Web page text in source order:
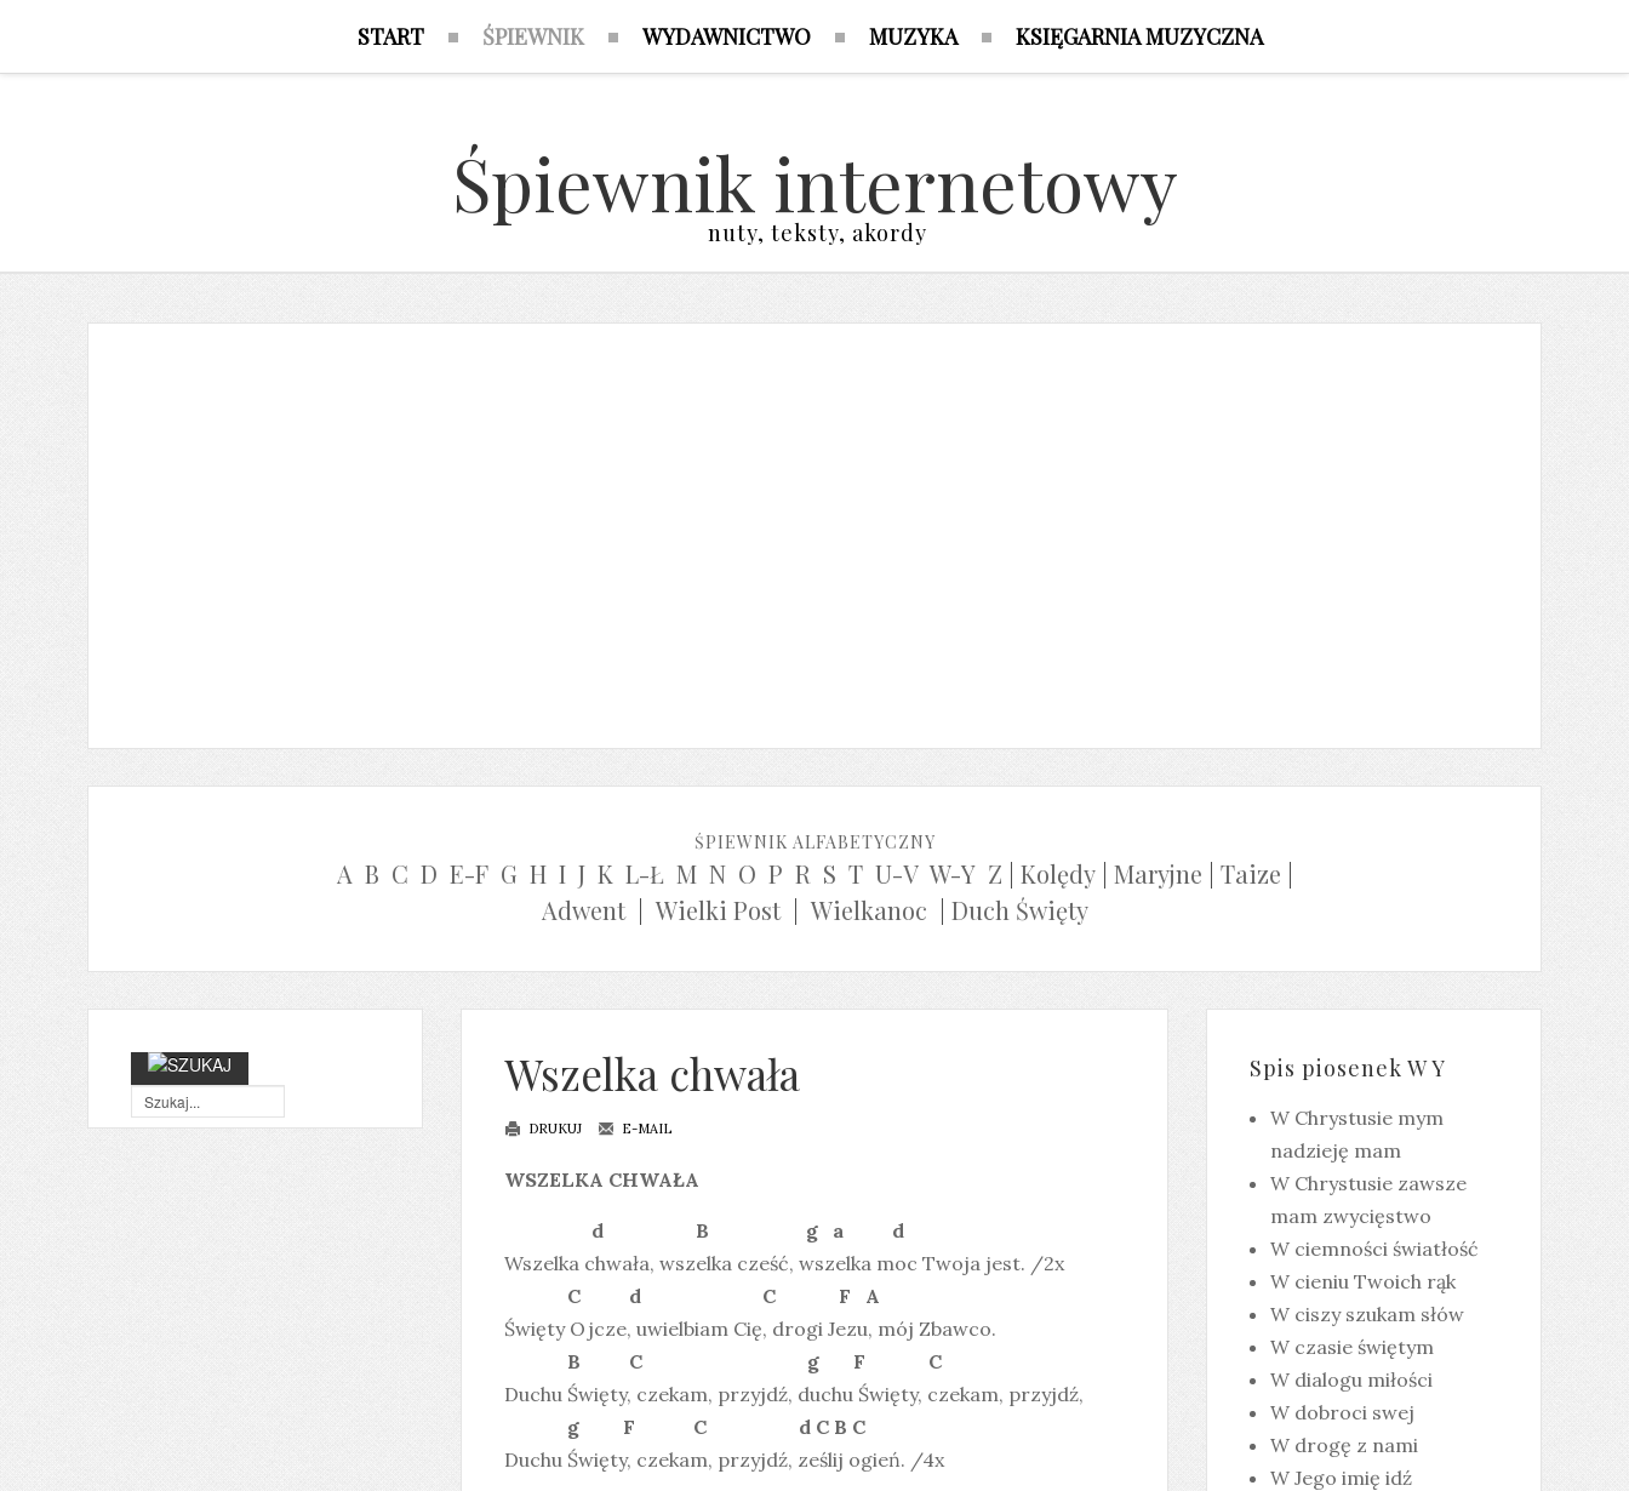
START ŚPIEWNIK WYDAWNICTWO MUZYKA KSIĘGARNIA MUZYCZNA
Śpiewnik internetowy
nuty, teksty, akordy
ŚPIEWNIK ALFABETYCZNY
A B C D E-F G H I J K L-Ł M N O P R S T U-V W-Y Z Kolędy| Maryjne Taize
Adwent| Wielki Post| Wielkanoc Duch Święty
Wszelka chwała
DRUKUJ E-MAIL
WSZELKA CHWAŁA
d B g a d
Wszelka chwała, wszelka cześć, wszelka moc Twoja jest. /2x
C d C F A
Święty Ojcze, uwielbiam Cię, drogi Jezu, mój Zbawco.
B C g F C
Duchu Święty, czekam, przyjdź, duchu Święty, czekam, przyjdź,
g F C d C B C
Duchu Święty, czekam, przyjdź, ześlij ogień. /4x
Spis piosenek W Y
W Chrystusie mym
nadzieję mam
W Chrystusie zawsze
mam zwycięstwo
W ciemności światłość
W cieniu Twoich rąk
W ciszy szukam słów
W czasie świętym
W dialogu miłości
W dobroci swej
W drogę z nami
W Jego imię idź